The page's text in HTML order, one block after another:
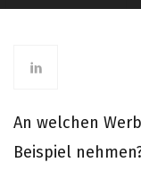
An welchen
Beispiel